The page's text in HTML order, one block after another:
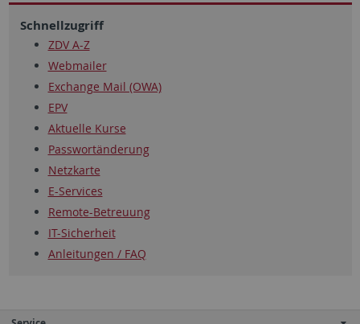
Schnellzugriff
ZDV A-Z
Webmailer
Exchange Mail (OWA)
EPV
Aktuelle Kurse
Passwortänderung
Netzkarte
E-Services
Remote-Betreuung
IT-Sicherheit
Anleitungen / FAQ